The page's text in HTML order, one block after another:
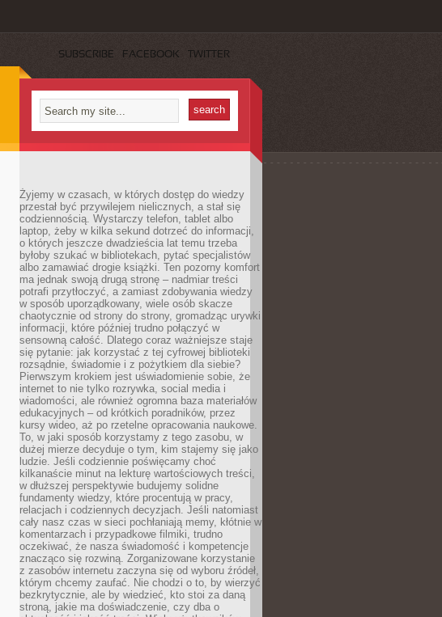
SUBSCRIBE FACEBOOK TWITTER
Żyjemy w czasach, w których dostęp do wiedzy
przestał być przywilejem nielicznych, a stał się
codziennością. Wystarczy telefon, tablet albo
laptop, żeby w kilka sekund dotrzeć do informacji,
o których jeszcze dwadzieścia lat temu trzeba
byłoby szukać w bibliotekach, pytać specjalistów
albo zamawiać drogie książki. Ten pozorny komfort
ma jednak swoją drugą stronę – nadmiar treści
potrafi przytłoczyć, a zamiast zdobywania wiedzy
w sposób uporządkowany, wiele osób skacze
chaotycznie od strony do strony, gromadząc urywki
informacji, które później trudno połączyć w
sensowną całość. Dlatego coraz ważniejsze staje
się pytanie: jak korzystać z tej cyfrowej biblioteki
rozsądnie, świadomie i z pożytkiem dla siebie?
Pierwszym krokiem jest uświadomienie sobie, że
internet to nie tylko rozrywka, social media i
wiadomości, ale również ogromna baza materiałów
edukacyjnych – od krótkich poradników, przez
kursy wideo, aż po rzetelne opracowania naukowe.
To, w jaki sposób korzystamy z tego zasobu, w
dużej mierze decyduje o tym, kim stajemy się jako
ludzie. Jeśli codziennie poświęcamy choć
kilkanaście minut na lekturę wartościowych treści,
w dłuższej perspektywie budujemy solidne
fundamenty wiedzy, które procentują w pracy,
relacjach i codziennych decyzjach. Jeśli natomiast
cały nasz czas w sieci pochłaniają memy, kłótnie w
komentarzach i przypadkowe filmiki, trudno
oczekiwać, że nasza świadomość i kompetencje
znacząco się rozwiną. Zorganizowane korzystanie
z zasobów internetu zaczyna się od wyboru źródeł,
którym chcemy zaufać. Nie chodzi o to, by wierzyć
bezkrytycznie, ale by wiedzieć, kto stoi za daną
stroną, jakie ma doświadczenie, czy dba o